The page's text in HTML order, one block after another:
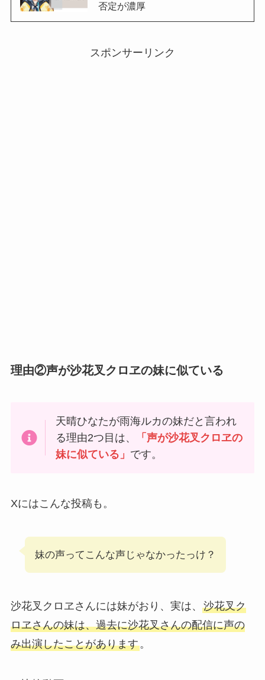
否定が濃厚
スポンサーリンク
理由②声が沙花叉クロヱの妹に似ている
天晴ひなたが雨海ルカの妹だと言われ
る理由2つ目は、
「声が沙花叉クロヱの
妹に似ている」 です。
Xにはこんな投稿も。
妹の声ってこんな声じゃなかったっけ？
沙花叉クロヱさんには妹がおり、実は、 沙花叉ク
ロヱさんの妹は、過去に沙花叉さんの配信に声の
み出演したことがあります。